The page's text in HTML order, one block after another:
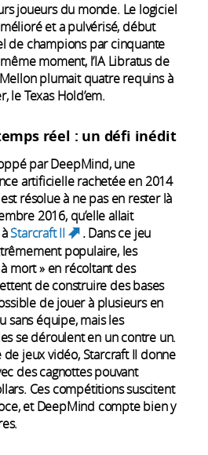
joueurs du monde. Le logiciel
et a pulvérisé, début
de champions par cinquante
moment, l’IA Libratus de
plumait quatre requins à
le Texas Hold’em.
réel : un défi inédit
par DeepMind, une
artificielle rachetée en 2014
résolue à ne pas en rester là
2016, qu’elle allait
àStarcraft II (link is external)
.Dans ce jeu
populaire, les
mort » en récoltant des
de construire des bases
de jouer à plusieurs en
sans équipe, mais les
se déroulent en un contre un.
jeux vidéo, Starcraft II donne
des cagnottes pouvant
Ces compétitions suscitent
et DeepMind compte bien y